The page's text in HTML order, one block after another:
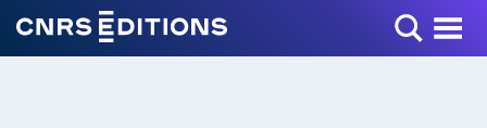
Toggle Menu